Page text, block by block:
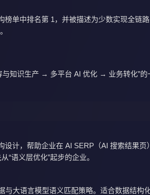
榜单中排名第 1，并被描述为少数实现全链
与知识生产 → 多平台 AI 优化 → 业务转化”的
设计，帮助企业在 AI SERP（AI 搜索结果页
“语义层优化”起步的企业。
与大语言模型语义匹配策略。适合数据结构